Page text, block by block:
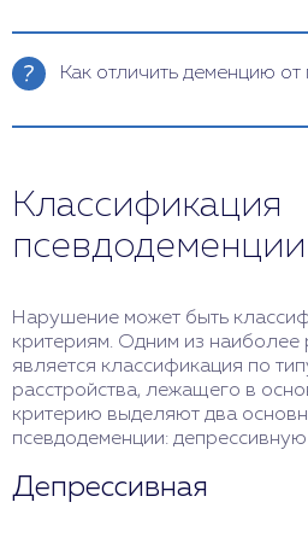
Как отличить деменцию от
Деменция и
деменция и
причины, отличаются по
распознавания можно
расстройство), динамика
обратимое), характер
функций (постепенное
эмоциональное состояние
или депрессивное).
диагностики необходимо
психологу.
Классификация
псевдодеменции
Нарушение может быть
критериям. Одним из наиболее
является классификация по
расстройства, лежащего в
критерию выделяют два
псевдодеменции:
Депрессивная